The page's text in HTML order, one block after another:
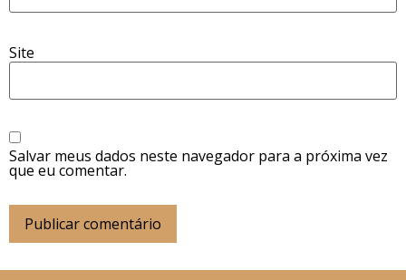
Site
Salvar meus dados neste navegador para a próxima vez
que eu comentar.